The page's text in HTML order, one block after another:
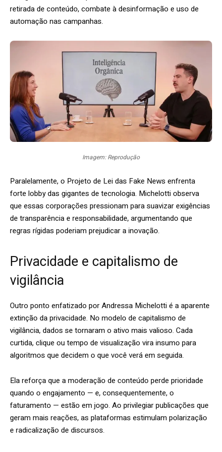
retirada de conteúdo, combate à desinformação e uso de
automação nas campanhas.
Imagem: Reprodução
Paralelamente, o Projeto de Lei das Fake News enfrenta
forte lobby das gigantes de tecnologia. Michelotti observa
que essas corporações pressionam para suavizar exigências
de transparência e responsabilidade, argumentando que
regras rígidas poderiam prejudicar a inovação.
Privacidade e capitalismo de
vigilância
Outro ponto enfatizado por Andressa Michelotti é a aparente
extinção da privacidade. No modelo de capitalismo de
vigilância, dados se tornaram o ativo mais valioso. Cada
curtida, clique ou tempo de visualização vira insumo para
algoritmos que decidem o que você verá em seguida.
Ela reforça que a moderação de conteúdo perde prioridade
quando o engajamento — e, consequentemente, o
faturamento — estão em jogo. Ao privilegiar publicações que
geram mais reações, as plataformas estimulam polarização
e radicalização de discursos.